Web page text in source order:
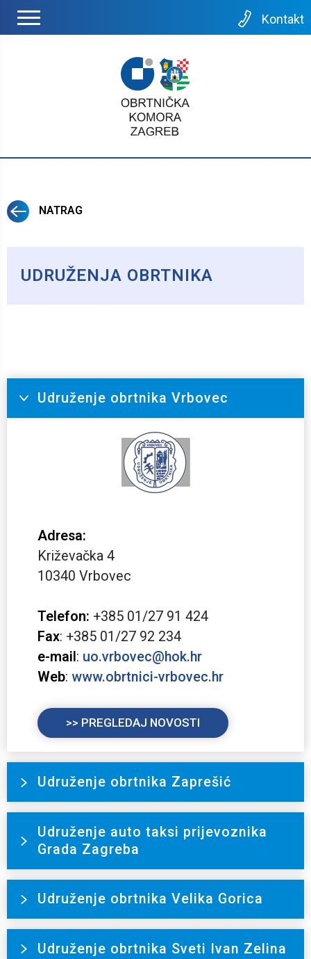
Kontakt
NATRAG
UDRUŽENJA OBRTNIKA
Udruženje obrtnika Vrbovec
Adresa:
Križevačka 4
10340 Vrbovec
Telefon: +385 01/27 91 424
Fax: +385 01/27 92 234
e-mail : uo.vrbovec@hok.hr
Web: www.obrtnici-vrbovec.hr
>> PREGLEDAJ NOVOSTI
Udruženje obrtnika Zaprešić
Udruženje auto taksi prijevoznika
Grada Zagreba
Udruženje obrtnika Velika Gorica
Udruženje obrtnika Sveti Ivan Zelina